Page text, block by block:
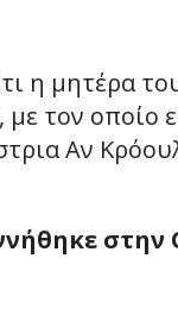
η μητέρα
τον οποίο
Αν